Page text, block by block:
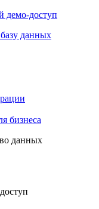
демо-доступ
данных
бизнеса
данных